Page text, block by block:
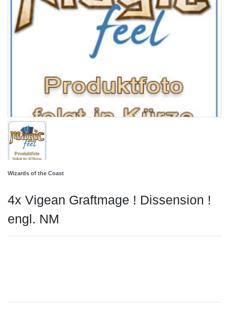
Wizards of the Coast
4x Vigean Graftmage ! Dissension !
engl. NM